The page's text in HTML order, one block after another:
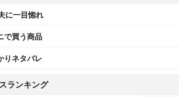
に一目惚れ
で買う商品
りネタバレ
ランキング